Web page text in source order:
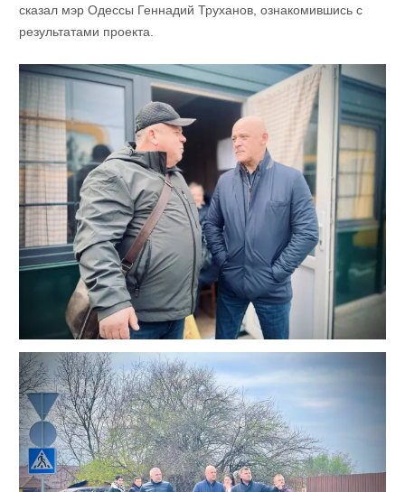
сказал мэр Одессы Геннадий Труханов, ознакомившись с
результатами проекта.